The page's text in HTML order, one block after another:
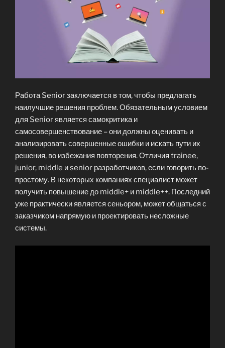
Работа Senior заключается в том, чтобы предлагать
наилучшие решения проблем. Обязательным условием
для Senior является самокритика и
самосовершенствование – они должны оценивать и
анализировать совершенные ошибки и искать пути их
решения, во избежания повторения. Отличия trainee,
junior, middle и senior разработчиков, если говорить по-
простому. В некоторых компаниях специалист может
получить повышение до middle+ и middle++. Последний
уже практически является сеньором, может общаться с
заказчиком напрямую и проектировать несложные
системы.